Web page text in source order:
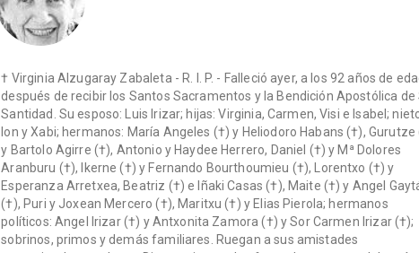
† Virginia Alzugaray Zabaleta - R. I. P. - Falleció ayer, a los 92 años de
después de recibir los Santos Sacramentos y la Bendición Apostólica de
Santidad. Su esposo: Luis Irizar; hijas: Virginia, Carmen, Visi e Isabel;
Ion y Xabi; hermanos: María Angeles (†) y Heliodoro Habans (†), Gurutze
y Bartolo Agirre (†), Antonio y Haydee Herrero, Daniel (†) y Mª Dolores
Aranburu (†), Ikerne (†) y Fernando Bourthoumieu (†), Lorentxo (†) y
Esperanza Arretxea, Beatriz (†) e Iñaki Casas (†), Maite (†) y Angel
(†), Puri y Joxean Mercero (†), Maritxu (†) y Elias Pierola; hermanos
políticos: Angel Irizar (†) y Antxonita Zamora (†) y Sor Carmen Irizar (†);
sobrinos, primos y demás familiares. Ruegan a sus amistades